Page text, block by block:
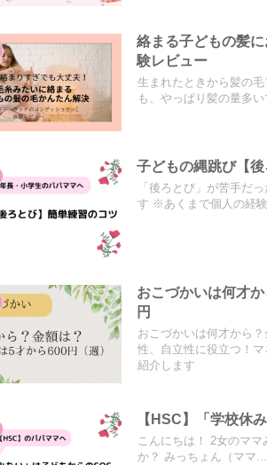
絡まる子どもの髪
験レビュー
生まれたときから髪の
も、やっぱり髪の量多い
子どもの縄跳び【
「後ろとび」が苦手だ
す ※あくまで個人の経
おこづかいは何才
円
おこづかいは何才から
性、自立性に役立つ！
紹介します
【HSC】「学校休
こんにちは！ 2女のマ
か？ みっちょん（ママ...